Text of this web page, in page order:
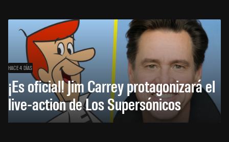
HACE 4 DÍAS
¡Es oficial! Jim Carrey protagonizará el
live-action de Los Supersónicos